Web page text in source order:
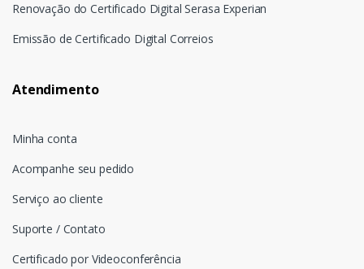
Renovação do Certificado Digital Serasa Experian
Emissão de Certificado Digital Correios
Atendimento
Minha conta
Acompanhe seu pedido
Serviço ao cliente
Suporte / Contato
Certificado por Videoconferência